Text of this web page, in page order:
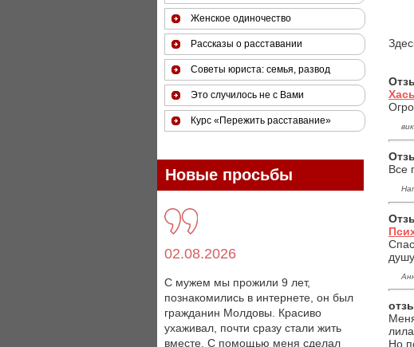
Все
Но
Женское одиночество
Рассказы о расставании
Советы юриста: семья, развод
Это случилось не с Вами
Курс «Пережить расставание»
Новые просьбы
02.08.2026
С мужем мы прожили 9 лет,
познакомились в интернете, он был
гражданин Молдовы. Красиво
ухаживал, почти сразу стали жить
вместе. С помощью меня сделал